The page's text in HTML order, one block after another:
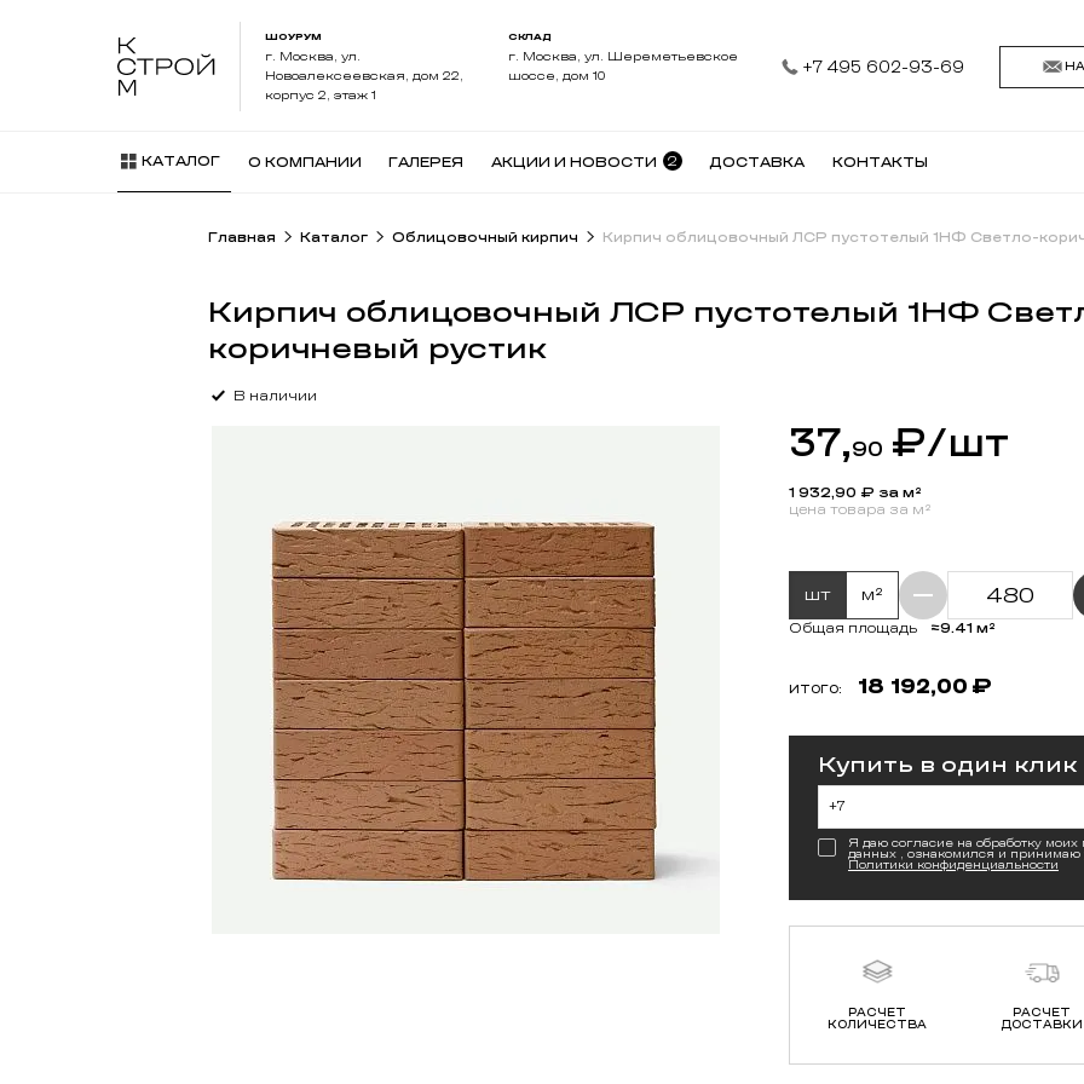
ШОУРУМ
г. Москва, ул.
Новоалексеевская, дом 22,
корпус 2, этаж 1
СКЛАД
г. Москва, ул. Шереметьевское
шоссе, дом 10
+7 495 602-93-69
КАТАЛОГ О КОМПАНИИ ГАЛЕРЕЯ АКЦИИ И НОВОСТИ 2 ДОСТАВКА КОНТАКТЫ
Главная Каталог Облицовочный кирпич Кирпич облицовочный ЛСР пустотелый 1НФ Светло-
Кирпич облицовочный ЛСР пустотелый 1НФ
коричневый рустик
В наличии
37,90 ₽/шт
1 932,90 ₽ за м²
цена товара за м²
шт м²
Общая площадь ≈9.41 м²
ИТОГО: 18 192,00 ₽
Купить в один клик
Я даю согласие на обработку
данных , ознакомился и принимаю
Политики конфиденциальности
РАСЧЕТ
КОЛИЧЕСТВА
РАСЧЕТ
ДОСТАВКИ